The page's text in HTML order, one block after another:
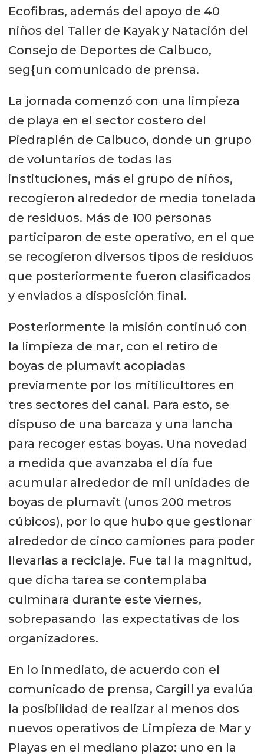
Ecofibras, además del apoyo de 40
niños del Taller de Kayak y Natación del
Consejo de Deportes de Calbuco,
seg{un comunicado de prensa.
La jornada comenzó con una limpieza
de playa en el sector costero del
Piedraplén de Calbuco, donde un grupo
de voluntarios de todas las
instituciones, más el grupo de niños,
recogieron alrededor de media tonelada
de residuos. Más de 100 personas
participaron de este operativo, en el que
se recogieron diversos tipos de residuos
que posteriormente fueron clasificados
y enviados a disposición final.
Posteriormente la misión continuó con
la limpieza de mar, con el retiro de
boyas de plumavit acopiadas
previamente por los mitilicultores en
tres sectores del canal. Para esto, se
dispuso de una barcaza y una lancha
para recoger estas boyas. Una novedad
a medida que avanzaba el día fue
acumular alrededor de mil unidades de
boyas de plumavit (unos 200 metros
cúbicos), por lo que hubo que gestionar
alrededor de cinco camiones para poder
llevarlas a reciclaje. Fue tal la magnitud,
que dicha tarea se contemplaba
culminara durante este viernes,
sobrepasando las expectativas de los
organizadores.
En lo inmediato, de acuerdo con el
comunicado de prensa, Cargill ya evalúa
la posibilidad de realizar al menos dos
nuevos operativos de Limpieza de Mar y
Playas en el mediano plazo: uno en la